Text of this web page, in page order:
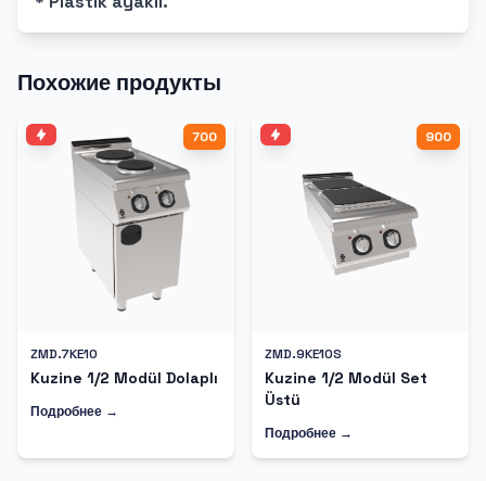
Похожие продукты
700
ZMD.7KE10
Kuzine 1/2 Modül Dolaplı
Подробнее →
900
ZMD.9KE10S
Kuzine 1/2 Modül Set
Üstü
Подробнее →